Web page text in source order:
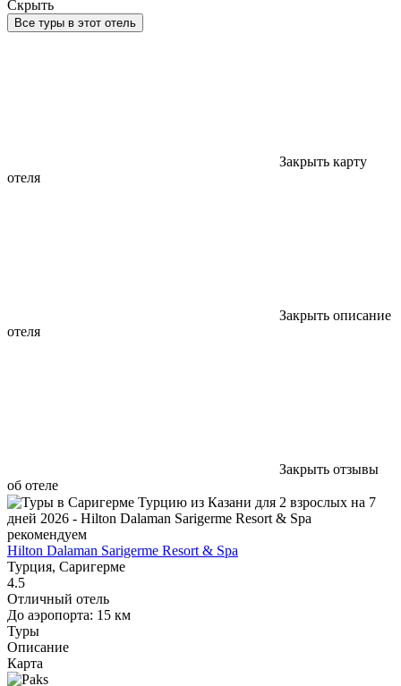
Скрыть
Все туры в этот отель
Закрыть карту
отеля
Закрыть описание
отеля
Закрыть отзывы
об отеле
рекомендуем
Hilton Dalaman Sarigerme Resort & Spa
Турция, Саригерме
4.5
Отличный отель
До аэропорта: 15 км
Туры
Описание
Карта